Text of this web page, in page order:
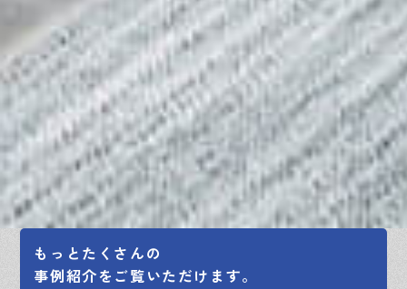
もっとたくさんの
事例紹介をご覧いただけます。